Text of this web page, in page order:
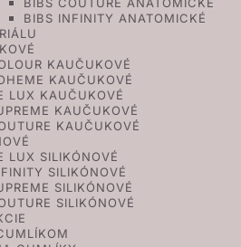
BIBS INFINITY ANATOMICKÉ
KAUČUKOVÉ
KAUČUKOVÉ
LUX KAUČUKOVÉ
KAUČUKOVÉ
KAUČUKOVÉ
LUX SILIKÓNOVÉ
SILIKÓNOVÉ
SILIKÓNOVÉ
SILIKÓNOVÉ